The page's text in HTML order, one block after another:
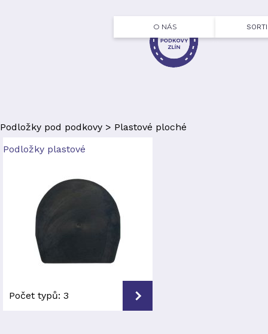
O NÁS
Podložky pod podkovy > Plastové ploché
Podložky plastové
Počet typů: 3